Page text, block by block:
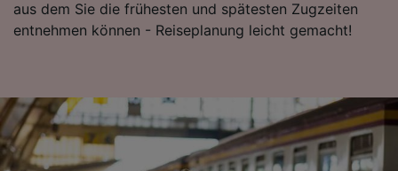
aus dem Sie die frühesten und spätesten Zugzeiten
entnehmen können - Reiseplanung leicht gemacht!
Folgendes bereitzustellen:
Verwendung genauer Standortdaten.
Personalisierte Werbung und Inhalte, Messung
von Werbeleistung und der Performance von
Inhalten, Zielgruppenforschung sowie
Entwicklung und Verbesserung von